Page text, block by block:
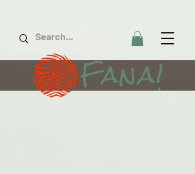
Fana!